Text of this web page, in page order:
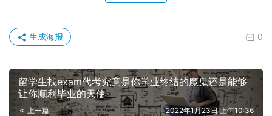
0
生成海报
留学生找exam代考究竟是你学业终结的魔鬼还是能够
让你顺利毕业的天使
上一篇 2022年1月23日 上午10:36